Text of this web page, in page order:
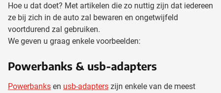
Hoe u dat doet? Met artikelen die zo nuttig zijn dat iedereen
ze bij zich in de auto zal bewaren en ongetwijfeld
voortdurend zal gebruiken.
We geven u graag enkele voorbeelden:
Powerbanks & usb-adapters
Powerbanks en usb-adapters zijn enkele van de meest